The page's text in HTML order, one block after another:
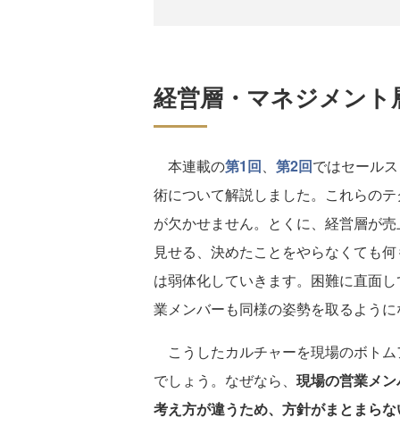
経営層・マネジメン
本連載の第1回、 第2回ではセール
術について解説しました。これらの
が欠かせません。とくに、経営層が
見せる、決めたことをやらなくても
は弱体化していきます。困難に直面
業メンバーも同様の姿勢を取るよう
こうしたカルチャーを現場のボト
でしょう。なぜなら、 現場の営業メ
考え方が違うため、方針がまとまら